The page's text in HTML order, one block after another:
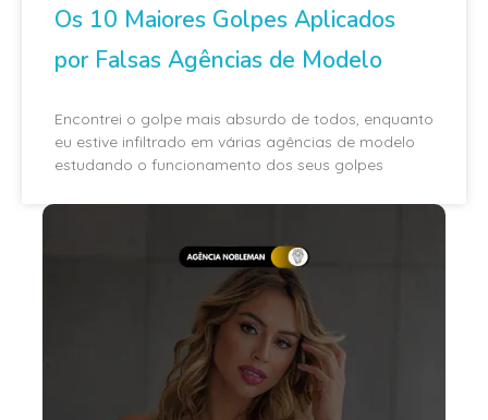
Os 10 Maiores Golpes Aplicados
por Falsas Agências de Modelo
Encontrei o golpe mais absurdo de todos, enquanto
eu estive infiltrado em várias agências de modelo
estudando o funcionamento dos seus golpes